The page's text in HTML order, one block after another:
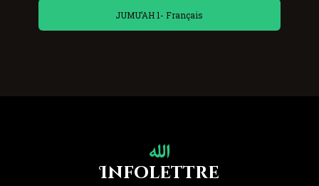
JUMU’AH 1- Français
Infolettre